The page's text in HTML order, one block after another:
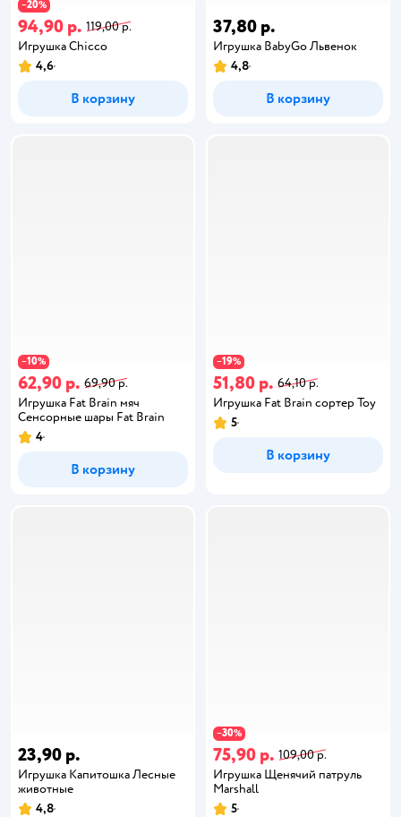
−20%
94,90 р. 119,00 р.
Игрушка Chicco
4,6
В корзину
37,80 р.
Игрушка BabyGo Львенок
4,8
В корзину
−10%
62,90 р. 69,90 р.
Игрушка Fat Brain мяч
Сенсорные шары Fat Brain
4
В корзину
−19%
51,80 р. 64,10 р.
Игрушка Fat Brain сортер Toy
5
В корзину
23,90 р.
Игрушка Капитошка Лесные
животные
4,8
−30%
75,90 р. 109,00 р.
Игрушка Щенячий патруль
Marshall
5